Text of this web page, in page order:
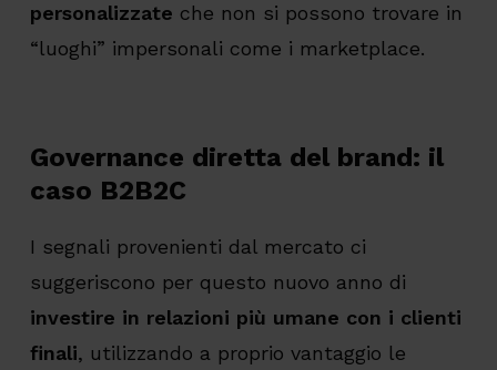
personalizzate che non si possono trovare in
“luoghi” impersonali come i marketplace.
Governance diretta del brand: il
caso B2B2C
I segnali provenienti dal mercato ci
suggeriscono per questo nuovo anno di
investire in relazioni più umane con i clienti
finali, utilizzando a proprio vantaggio le